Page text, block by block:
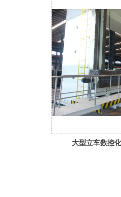
大型立车数控